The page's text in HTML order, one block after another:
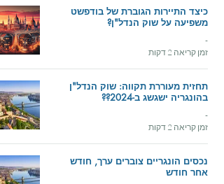
כיצד התיירות הגוברת של בודפשט
משפיעה על שוק הנדל"ן?
-
זמן קריאה 2 דקות
תחזית מעוררת תקווה: שוק הנדל"ן
בהונגריה ישגשג ב-2024??
-
זמן קריאה 2 דקות
נכסים הונגריים צוברים ערך, חודש
אחר חודש